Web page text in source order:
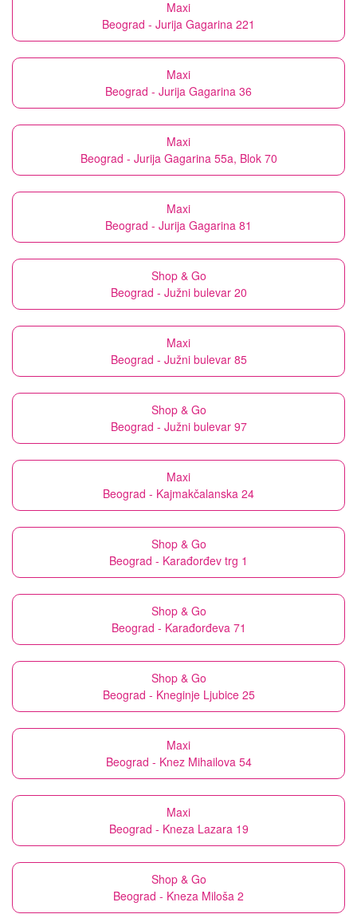
Maxi
Beograd - Jurija Gagarina 221
Maxi
Beograd - Jurija Gagarina 36
Maxi
Beograd - Jurija Gagarina 55a, Blok 70
Maxi
Beograd - Jurija Gagarina 81
Shop & Go
Beograd - Južni bulevar 20
Maxi
Beograd - Južni bulevar 85
Shop & Go
Beograd - Južni bulevar 97
Maxi
Beograd - Kajmakčalanska 24
Shop & Go
Beograd - Karađorđev trg 1
Shop & Go
Beograd - Karađorđeva 71
Shop & Go
Beograd - Kneginje Ljubice 25
Maxi
Beograd - Knez Mihailova 54
Maxi
Beograd - Kneza Lazara 19
Shop & Go
Beograd - Kneza Miloša 2